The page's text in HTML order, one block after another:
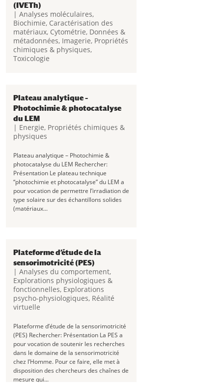
(IVETh)
| Analyses moléculaires,
Biochimie, Caractérisation des
matériaux, Cytométrie, Données &
métadonnées, Imagerie, Propriétés
chimiques & physiques,
Toxicologie
Caractérisation de Vésicules
Extracellulaires pour des Thérapies
Personnalisées (IVETh) Rechercher:
Présentation Labellisée intégrateur
biothérapie – bioproduction, la plateforme
IVETh est...
Plateau analytique –
Photochimie & photocatalyse
du LEM
| Energie, Propriétés chimiques &
physiques
Plateau analytique – Photochimie &
photocatalyse du LEM Rechercher:
Présentation Le plateau technique
“photochimie et photocatalyse” du LEM a
pour vocation de permettre l’irradiation de
type solaire sur des échantillons solides
(matériaux...
Plateforme d’étude de la
sensorimotricité (PES)
| Analyses du comportement,
Explorations physiologiques &
fonctionnelles, Explorations
psycho-physiologiques, Réalité
virtuelle
Plateforme d’étude de la sensorimotricité
(PES) Rechercher: Présentation La PES a
pour vocation de soutenir les recherches
dans le domaine de la sensorimotricité
chez l’Homme. Pour ce faire, elle met à
disposition des chercheurs des chaînes de
mesure qui...